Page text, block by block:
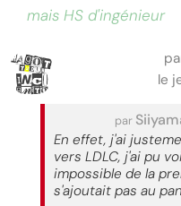
mais HS d'ingénieur
le
par
En effet, j'ai
vers LDLC, j'ai pu
impossible de la
s'ajoutait pas au